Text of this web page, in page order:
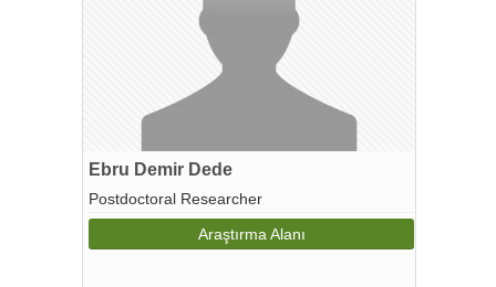
Ebru Demir Dede
Postdoctoral Researcher
Araştırma Alanı